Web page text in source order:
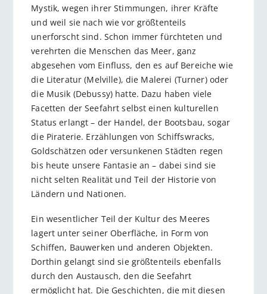
Mystik, wegen ihrer Stimmungen, ihrer Kräfte
und weil sie nach wie vor größtenteils
unerforscht sind. Schon immer fürchteten und
verehrten die Menschen das Meer, ganz
abgesehen vom Einfluss, den es auf Bereiche wie
die Literatur (Melville), die Malerei (Turner) oder
die Musik (Debussy) hatte. Dazu haben viele
Facetten der Seefahrt selbst einen kulturellen
Status erlangt – der Handel, der Bootsbau, sogar
die Piraterie. Erzählungen von Schiffswracks,
Goldschätzen oder versunkenen Städten regen
bis heute unsere Fantasie an – dabei sind sie
nicht selten Realität und Teil der Historie von
Ländern und Nationen.
Ein wesentlicher Teil der Kultur des Meeres
lagert unter seiner Oberfläche, in Form von
Schiffen, Bauwerken und anderen Objekten.
Dorthin gelangt sind sie größtenteils ebenfalls
durch den Austausch, den die Seefahrt
ermöglicht hat. Die Geschichten, die mit diesen